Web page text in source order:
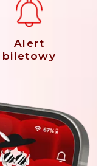
Alert
biletowy